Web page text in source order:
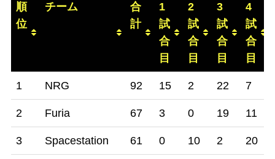
順
位
チーム
合
計
1
試
合
目
2
試
合
目
3
試
合
目
4
試
合
目
順
位
チーム
合
計
1
試
合
2
試
合
3
試
合
4
試
合
1 NRG 92 15 2 22 7
2 Furia 67 3 0 19 11
3 Spacestation 61 0 10 2 20